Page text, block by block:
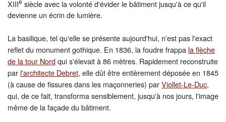
XIII siècle avec la volonté d'évider le bâtiment jusqu'à ce qu'il
devienne un écrin de lumière.
La basilique, tel qu'elle se présente aujourd'hui, n'est pas l'exact
reflet du monument gothique. En 1836, la foudre frappa laflèche
de la tour Nordqui s'élevait à 86 mètres. Rapidement reconstruite
par l'architecte Debret, elle dût être entièrement déposée en 1845
(à cause de fissures dans les maçonneries) parViollet-Le-Duc,
qui, de ce fait, transforma sensiblement, jusqu'à nos jours, l'image
même de la façade du bâtiment.